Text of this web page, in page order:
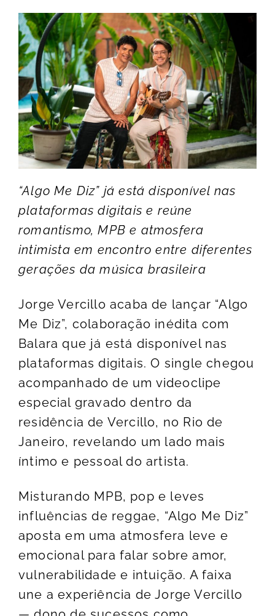
“Algo Me Diz” já está disponível nas
plataformas digitais e reúne
romantismo, MPB e atmosfera
intimista em encontro entre diferentes
gerações da música brasileira
Jorge Vercillo acaba de lançar “Algo
Me Diz”, colaboração inédita com
Balara que já está disponível nas
plataformas digitais. O single chegou
acompanhado de um videoclipe
especial gravado dentro da
residência de Vercillo, no Rio de
Janeiro, revelando um lado mais
íntimo e pessoal do artista.
Misturando MPB, pop e leves
influências de reggae, “Algo Me Diz”
aposta em uma atmosfera leve e
emocional para falar sobre amor,
vulnerabilidade e intuição. A faixa
une a experiência de Jorge Vercillo